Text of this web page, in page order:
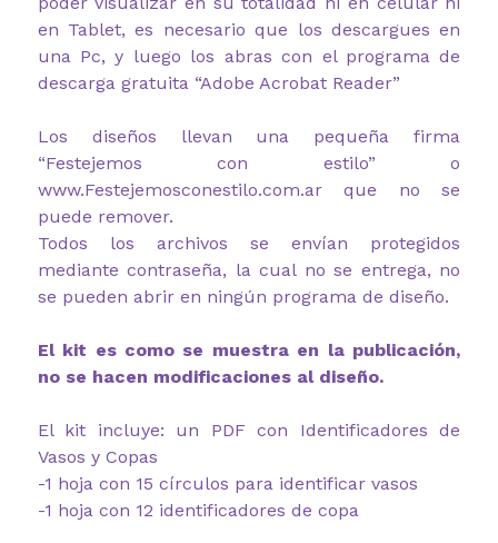
en Tablet, es necesario que los descargues en
una Pc, y luego los abras con el programa de
descarga gratuita “Adobe Acrobat Reader”
Los diseños llevan una pequeña firma
“Festejemos con estilo” o
www.Festejemosconestilo.com.ar que no se
puede remover.
Todos los archivos se envían protegidos
mediante contraseña, la cual no se entrega, no
se pueden abrir en ningún programa de diseño.
El kit es como se muestra en la publicación,
no se hacen modificaciones al diseño.
El kit incluye: un PDF con Identificadores de
Vasos y Copas
-1 hoja con 15 círculos para identificar vasos
-1 hoja con 12 identificadores de copa